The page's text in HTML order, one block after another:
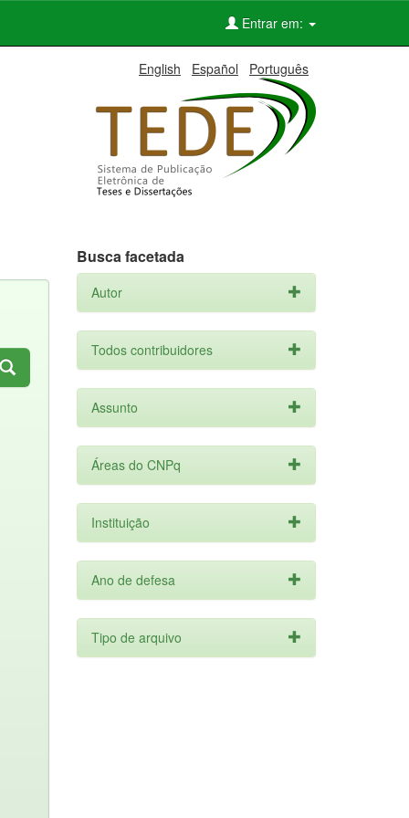
Entrar em:
English Español Português
Busca facetada
Autor
Todos contribuidores
Assunto
Áreas do CNPq
Instituição
Ano de defesa
Tipo de arquivo